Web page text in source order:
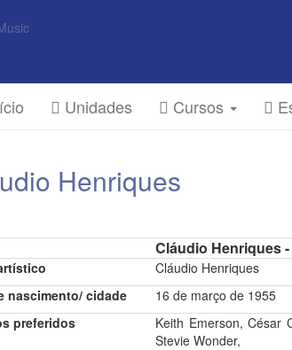
Unidades Cursos
Henriques
Cláudio Henriques
Cláudio Henriques
nascimento/ cidade
16 de março de 1955
preferidos
Keith Emerson, César
Stevie Wonder,